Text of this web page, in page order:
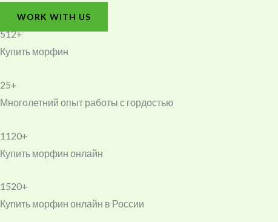
WORK WITH US
512+
Купить морфин
25+
Многолетний опыт работы с гордостью
1120+
Купить морфин онлайн
1520+
Купить морфин онлайн в России